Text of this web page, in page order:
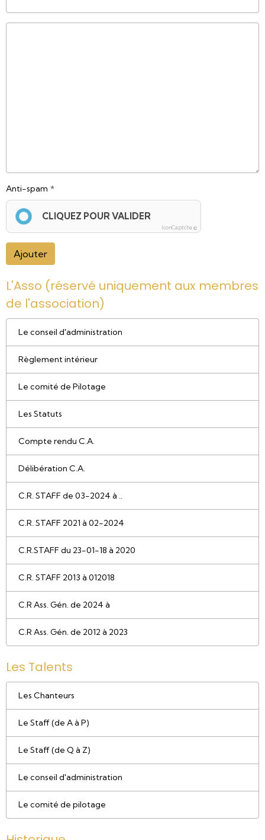
Anti-spam
CLIQUEZ POUR VALIDER
IconCaptcha ©
Ajouter
L'Asso (réservé uniquement aux membres
de l'association)
Le conseil d'administration
Règlement intérieur
Le comité de Pilotage
Les Statuts
Compte rendu C.A.
Délibération C.A.
C.R. STAFF de 03-2024 à ..
C.R. STAFF 2021 à 02-2024
C.R.STAFF du 23-01-18 à 2020
C.R. STAFF 2013 à 012018
C.R Ass. Gén. de 2024 à
C.R Ass. Gén. de 2012 à 2023
Les Talents
Les Chanteurs
Le Staff (de A à P)
Le Staff (de Q à Z)
Le conseil d'administration
Le comité de pilotage